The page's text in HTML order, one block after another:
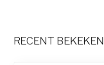
RECENT BEKEKEN